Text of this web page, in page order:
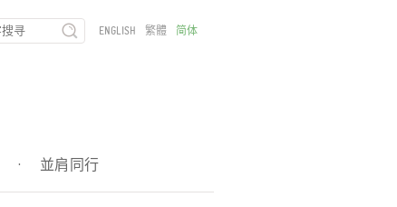
· 並肩同行
ENGLISH 繁體 简体